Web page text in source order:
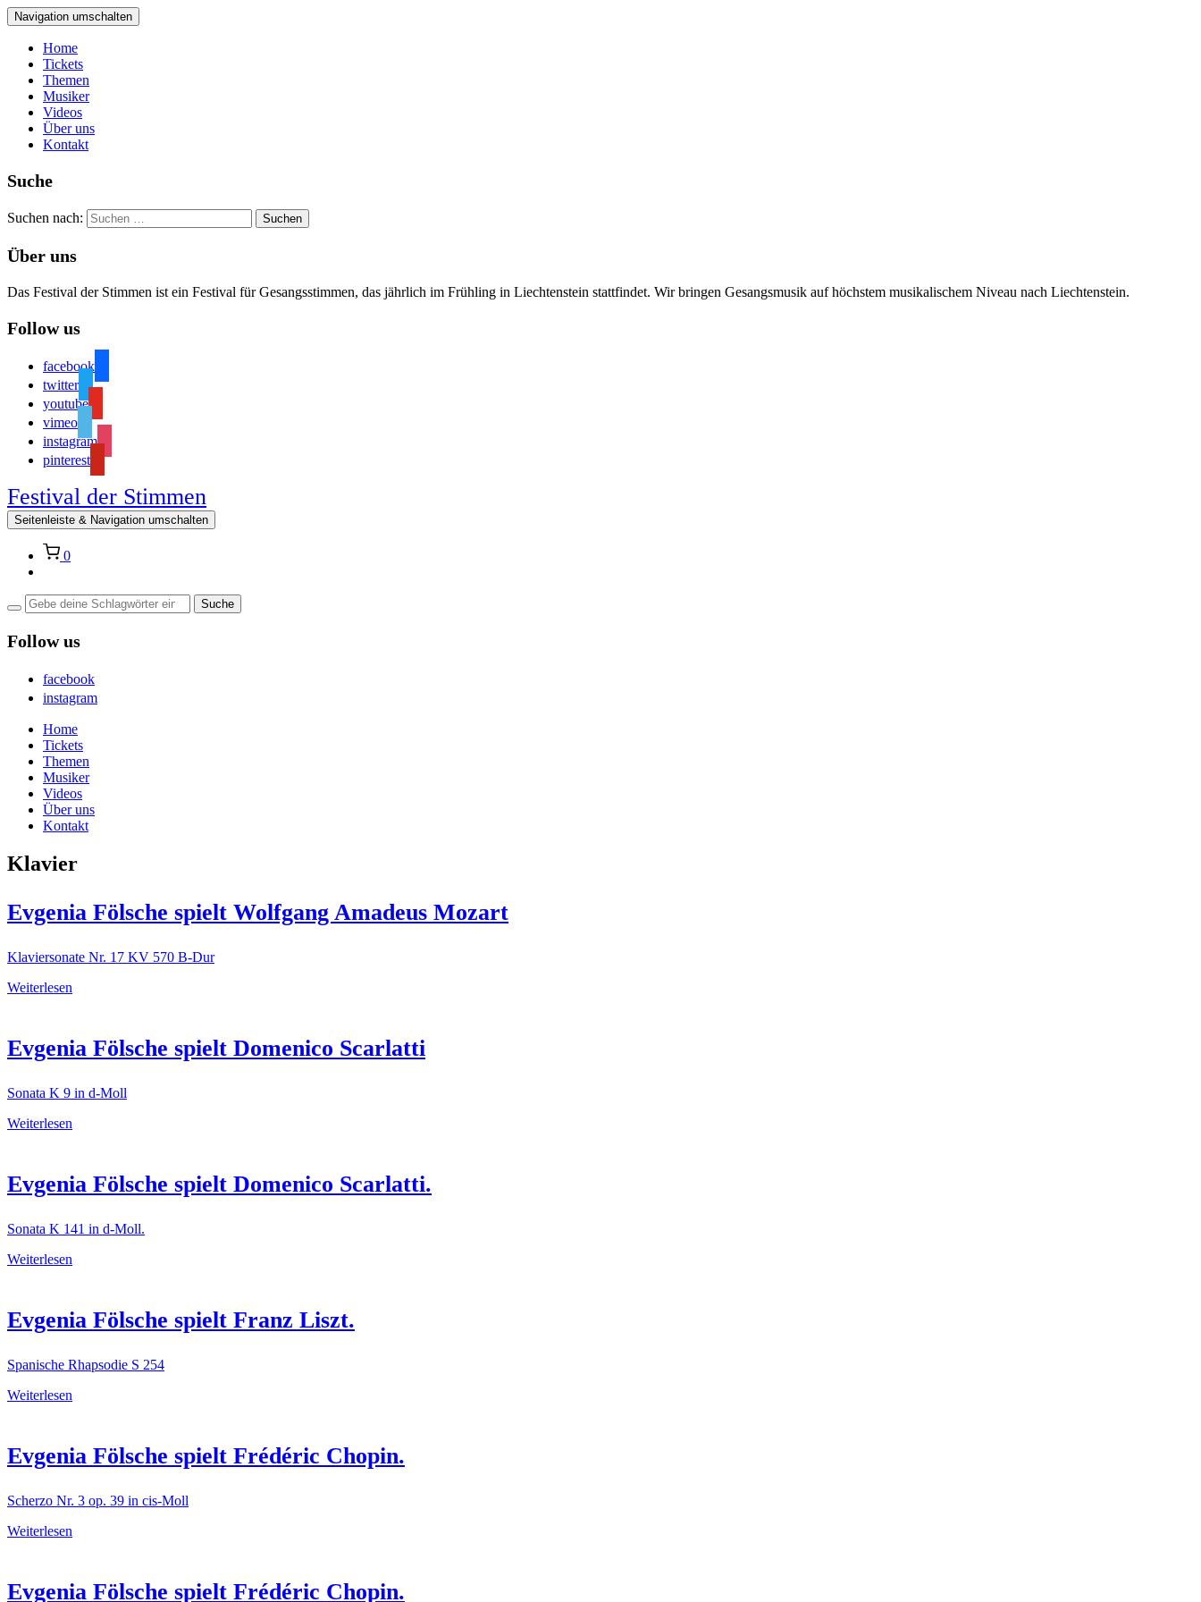
Navigation umschalten
Home
Tickets
Themen
Musiker
Videos
Über uns
Kontakt
Suche
Suchen nach:
Über uns
Das Festival der Stimmen ist ein Festival für Gesangsstimmen, das jährlich im Frühling in Liechtenstein stattfindet. Wir bringen Gesangsmusik auf höchstem musikalischem Niveau nach Liechtenstein.
Follow us
facebook
twitter
youtube
vimeo
instagram
pinterest
Festival der Stimmen
Seitenleiste & Navigation umschalten
0
Follow us
facebook
instagram
Home
Tickets
Themen
Musiker
Videos
Über uns
Kontakt
Klavier
Evgenia Fölsche spielt Wolfgang Amadeus Mozart
Klaviersonate Nr. 17 KV 570 B-Dur
Weiterlesen
Evgenia Fölsche spielt Domenico Scarlatti
Sonata K 9 in d-Moll
Weiterlesen
Evgenia Fölsche spielt Domenico Scarlatti.
Sonata K 141 in d-Moll.
Weiterlesen
Evgenia Fölsche spielt Franz Liszt.
Spanische Rhapsodie S 254
Weiterlesen
Evgenia Fölsche spielt Frédéric Chopin.
Scherzo Nr. 3 op. 39 in cis-Moll
Weiterlesen
Evgenia Fölsche spielt Frédéric Chopin.